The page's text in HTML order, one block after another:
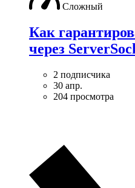
Сложный
Как
через
2 подписчика
30 апр.
204 просмотра